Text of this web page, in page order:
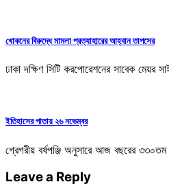
খোকনের বিরুদ্ধে মামলা প্রত্যাহারের আহ্বান তাপসের
ঢাকা দক্ষিণ সিটি করপোরেশনের সাবেক মেয়র
ইতিহাসের পাতায় ২৬ নভেম্বর
গ্রেগরীয় বর্ষপঞ্জি অনুসারে আজ বছরের
Leave a Reply